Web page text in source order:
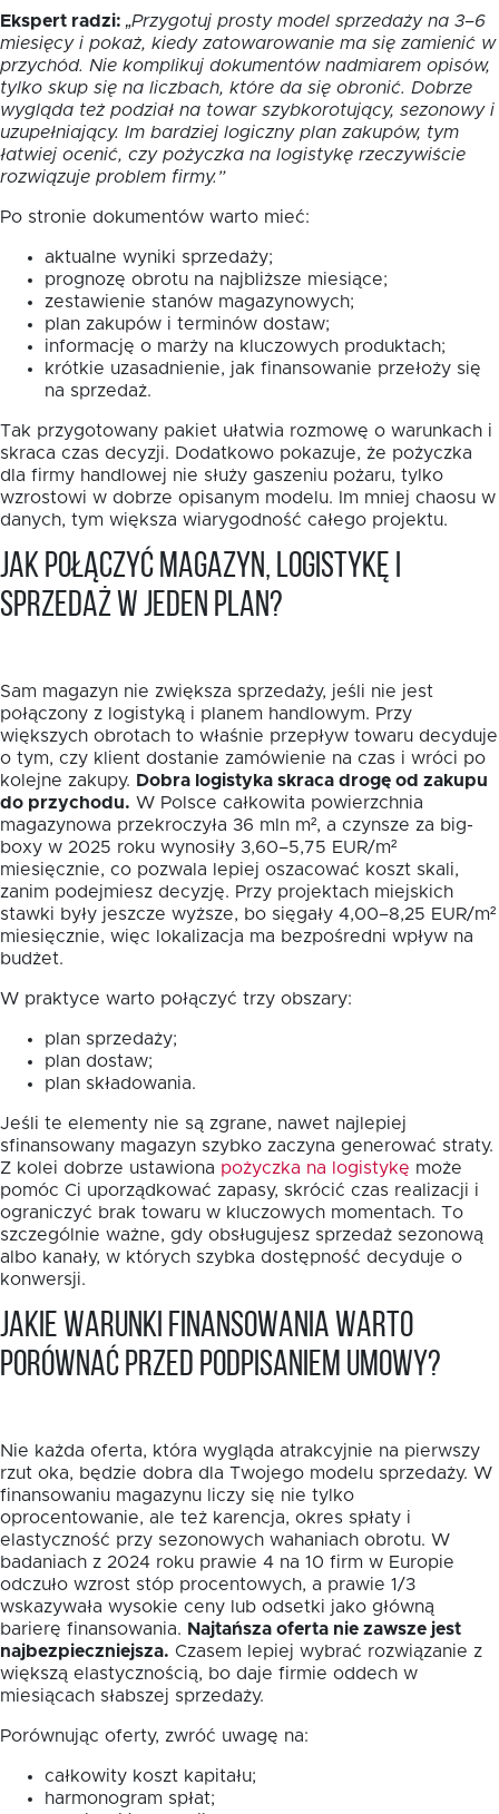
Ekspert radzi: „Przygotuj prosty model sprzedaży na 3–6
miesięcy i pokaż, kiedy zatowarowanie ma się zamienić w
przychód. Nie komplikuj dokumentów nadmiarem opisów,
tylko skup się na liczbach, które da się obronić. Dobrze
wygląda też podział na towar szybkorotujący, sezonowy i
uzupełniający. Im bardziej logiczny plan zakupów, tym
łatwiej ocenić, czy pożyczka na logistykę rzeczywiście
rozwiązuje problem firmy.”
Po stronie dokumentów warto mieć:
aktualne wyniki sprzedaży;
prognozę obrotu na najbliższe miesiące;
zestawienie stanów magazynowych;
plan zakupów i terminów dostaw;
informację o marży na kluczowych produktach;
krótkie uzasadnienie, jak finansowanie przełoży się
na sprzedaż.
Tak przygotowany pakiet ułatwia rozmowę o warunkach i
skraca czas decyzji. Dodatkowo pokazuje, że pożyczka
dla firmy handlowej nie służy gaszeniu pożaru, tylko
wzrostowi w dobrze opisanym modelu. Im mniej chaosu w
danych, tym większa wiarygodność całego projektu.
Jak połączyć magazyn, logistykę i
sprzedaż w jeden plan?
Sam magazyn nie zwiększa sprzedaży, jeśli nie jest
połączony z logistyką i planem handlowym. Przy
większych obrotach to właśnie przepływ towaru decyduje
o tym, czy klient dostanie zamówienie na czas i wróci po
kolejne zakupy. Dobra logistyka skraca drogę od zakupu
do przychodu. W Polsce całkowita powierzchnia
magazynowa przekroczyła 36 mln m², a czynsze za big-
boxy w 2025 roku wynosiły 3,60–5,75 EUR/m²
miesięcznie, co pozwala lepiej oszacować koszt skali,
zanim podejmiesz decyzję. Przy projektach miejskich
stawki były jeszcze wyższe, bo sięgały 4,00–8,25 EUR/m²
miesięcznie, więc lokalizacja ma bezpośredni wpływ na
budżet.
W praktyce warto połączyć trzy obszary:
plan sprzedaży;
plan dostaw;
plan składowania.
Jeśli te elementy nie są zgrane, nawet najlepiej
sfinansowany magazyn szybko zaczyna generować straty.
Z kolei dobrze ustawiona pożyczka na logistykę może
pomóc Ci uporządkować zapasy, skrócić czas realizacji i
ograniczyć brak towaru w kluczowych momentach. To
szczególnie ważne, gdy obsługujesz sprzedaż sezonową
albo kanały, w których szybka dostępność decyduje o
konwersji.
Jakie warunki finansowania warto
porównać przed podpisaniem umowy?
Nie każda oferta, która wygląda atrakcyjnie na pierwszy
rzut oka, będzie dobra dla Twojego modelu sprzedaży. W
finansowaniu magazynu liczy się nie tylko
oprocentowanie, ale też karencja, okres spłaty i
elastyczność przy sezonowych wahaniach obrotu. W
badaniach z 2024 roku prawie 4 na 10 firm w Europie
odczuło wzrost stóp procentowych, a prawie 1/3
wskazywała wysokie ceny lub odsetki jako główną
barierę finansowania. Najtańsza oferta nie zawsze jest
najbezpieczniejsza. Czasem lepiej wybrać rozwiązanie z
większą elastycznością, bo daje firmie oddech w
miesiącach słabszej sprzedaży.
Porównując oferty, zwróć uwagę na:
całkowity koszt kapitału;
harmonogram spłat;